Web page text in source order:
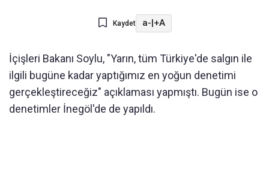
Kaydet a- +A
İçişleri Bakanı Soylu, "Yarın, tüm Türkiye'de salgın ile
ilgili bugüne kadar yaptığımız en yoğun denetimi
gerçekleştireceğiz" açıklaması yapmıştı. Bugün ise o
denetimler İnegöl'de de yapıldı.